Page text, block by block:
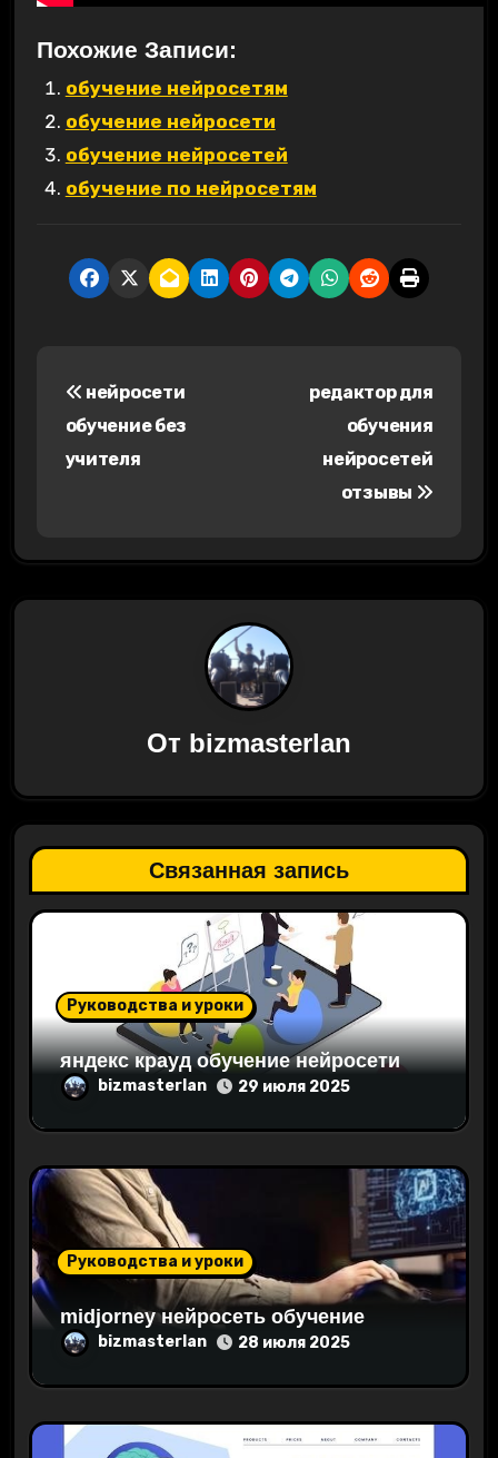
Похожие Записи:
обучение нейросетям
обучение нейросети
обучение нейросетей
обучение по нейросетям
г
а
о
а
и
с
м
нейросети
обучение без
учителя
редактор для
обучения
нейросетей
отзывы
От bizmasterlan
Связанная запись
Руководства и уроки
яндекс крауд обучение нейросети
bizmasterlan 29 июля 2025
Руководства и уроки
midjorney нейросеть обучение
bizmasterlan 28 июля 2025